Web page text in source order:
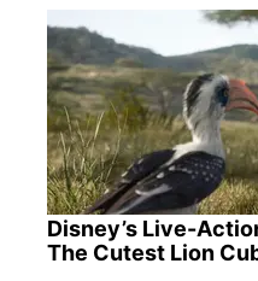
Disney’s Live-
The Cutest Lion